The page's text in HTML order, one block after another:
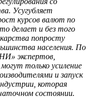
Усугубляет
курсов валют по
делает и без того
попросту
населения. По
экспертов,
только усиление
и запуск
которая
состоянии.